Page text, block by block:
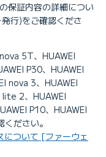
保証内容の詳細につい
行)をご確認くださ
5T、HUAWEI
P30、HUAWEI
nova 3、HUAWEI
2、HUAWEI
P10、HUAWEI
ださい。
について [ファーウェ